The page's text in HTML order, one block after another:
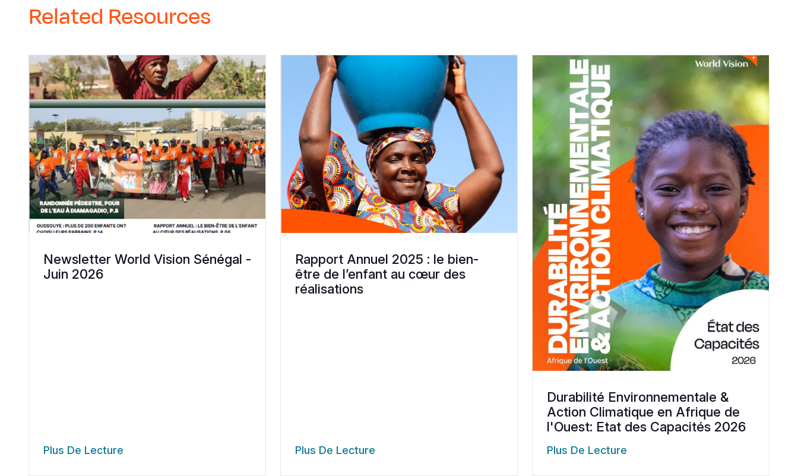
Related Resources
Newsletter World Vision Sénégal -
Juin 2026
Plus De Lecture
Rapport Annuel 2025 : le bien-
être de l’enfant au cœur des
réalisations
Plus De Lecture
Durabilité Environnementale &
Action Climatique en Afrique de
l'Ouest: Etat des Capacités 2026
Plus De Lecture